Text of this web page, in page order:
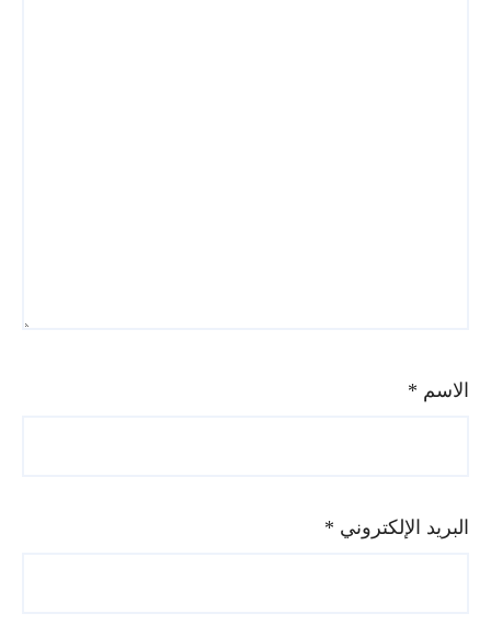
الاسم*
البريد الإلكتروني*